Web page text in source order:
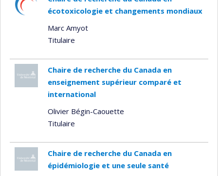
écotoxicologie et changements mondiaux
Marc Amyot
Titulaire
Chaire de recherche du Canada en
enseignement supérieur comparé et
international
Olivier Bégin-Caouette
Titulaire
Chaire de recherche du Canada en
épidémiologie et une seule santé